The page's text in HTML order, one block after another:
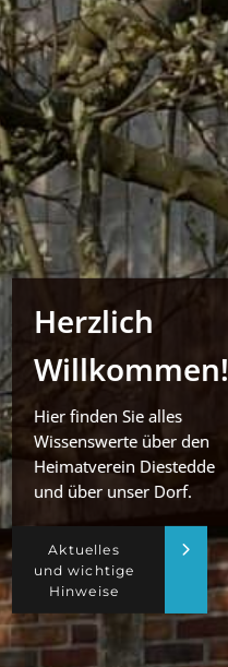
Herzlich
Willkommen!
Hier finden Sie alles
Wissenswerte über den
Heimatverein Diestedde
und über unser Dorf.
Aktuelles
und wichtige
Hinweise